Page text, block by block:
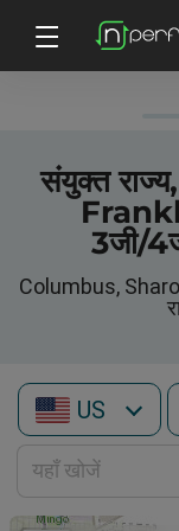
संयुक्त
3जी/
Columbus,
US